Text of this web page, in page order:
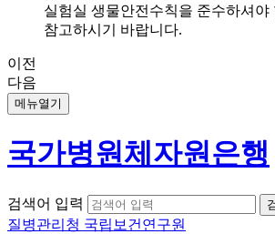
실험실 생물안전수칙을 준수하셔야
참고하시기 바랍니다.
이전
다음
메뉴열기
국가병원체자원은행
검색어 입력
질병관리청 국립보건연구원